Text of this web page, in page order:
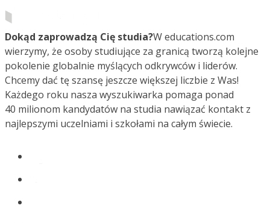
Dokąd zaprowadzą Cię studia?W educations.com
wierzymy, że osoby studiujące za granicą tworzą kolejne
pokolenie globalnie myślących odkrywców i liderów.
Chcemy dać tę szansę jeszcze większej liczbie z Was!
Każdego roku nasza wyszukiwarka pomaga ponad
40 milionom kandydatów na studia nawiązać kontakt z
najlepszymi uczelniami i szkołami na całym świecie.